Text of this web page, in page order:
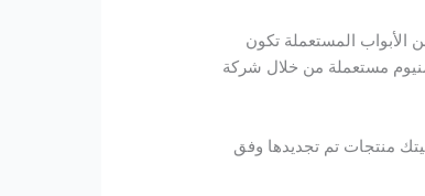
الأبواب المستعملة تكون
مستعملة من خلال شركة
بيتك منتجات تم تجديدها وفق